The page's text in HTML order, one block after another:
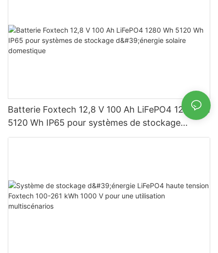
Batterie Foxtech 12,8 V 100 Ah LiFePO4 1280 Wh
5120 Wh IP65 pour systèmes de stockage
d'énergie solaire domestique